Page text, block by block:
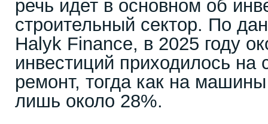
речь идет в основном об
строительный сектор. По
Halyk Finance, в 2025 году
инвестиций приходилось на
ремонт, тогда как на
лишь около 28%.